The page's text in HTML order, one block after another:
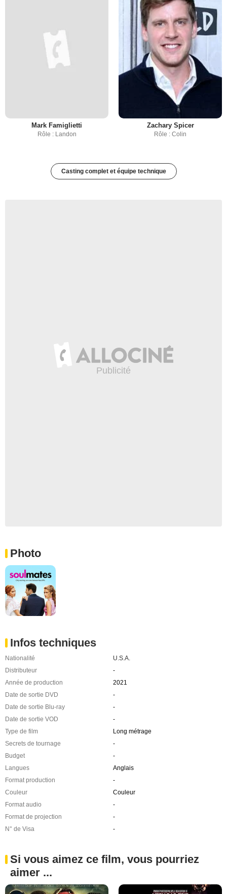
Mark Famiglietti
Rôle : Landon
Zachary Spicer
Rôle : Colin
Casting complet et équipe technique
Photo
Infos techniques
Nationalité
U.S.A.
Distributeur
-
Année de production
2021
Date de sortie DVD
-
Date de sortie Blu-ray
-
Date de sortie VOD
-
Type de film
Long métrage
Secrets de tournage
-
Budget
-
Langues
Anglais
Format production
-
Couleur
Couleur
Format audio
-
Format de projection
-
N° de Visa
-
Si vous aimez ce film, vous pourriez
aimer ...